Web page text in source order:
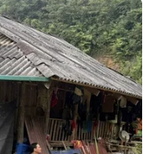
Quốc./.
Vietnam+)